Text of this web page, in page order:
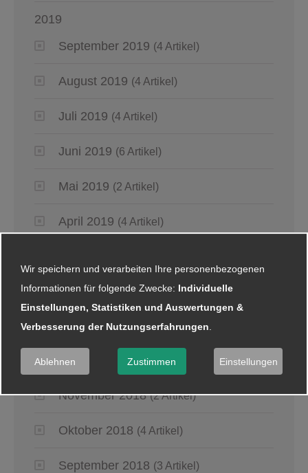
2019
September 2019 (4 Artikel)
August 2019 (4 Artikel)
Juli 2019 (4 Artikel)
Juni 2019 (6 Artikel)
Mai 2019 (2 Artikel)
April 2019 (4 Artikel)
Januar 2019 (5 Artikel)
2018
Dezember 2018 (8 Artikel)
November 2018 (2 Artikel)
Oktober 2018 (4 Artikel)
September 2018 (3 Artikel)
Wir speichern und verarbeiten Ihre personenbezogenen
Informationen für folgende Zwecke: Individuelle
Einstellungen, Statistiken und Auswertungen &
Verbesserung der Nutzungserfahrungen.
Ablehnen Zustimmen Einstellungen